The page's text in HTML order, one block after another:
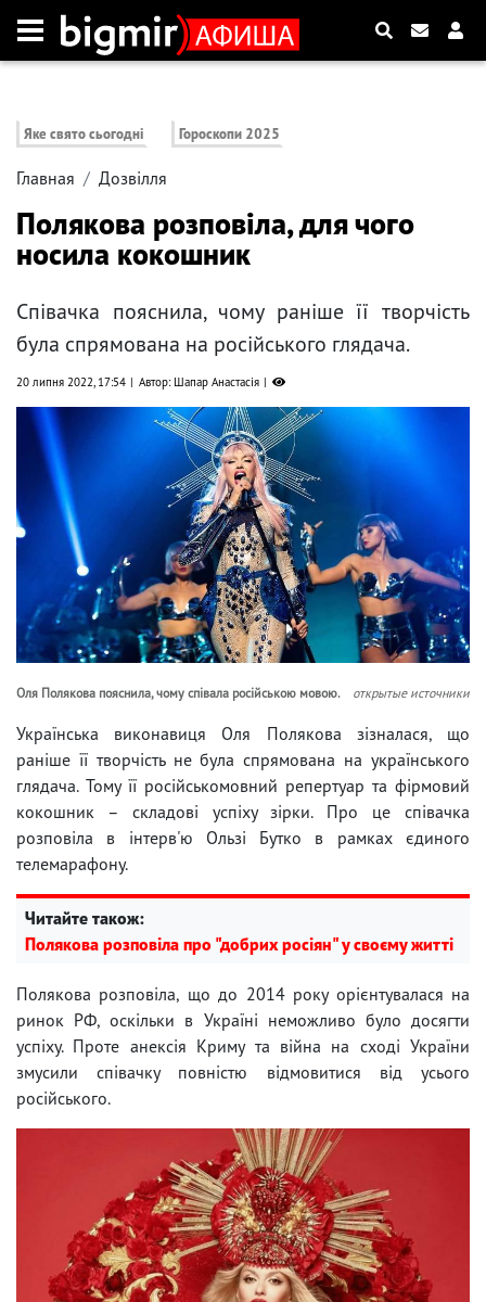
Яке свято сьогодні Гороскопи 2025
Главная Дозвілля
Полякова розповіла, для чого
носила кокошник
Співачка пояснила, чому раніше її творчість
була спрямована на російського глядача.
20 липня 2022, 17:54 Автор: Шапар Анастасія
Оля Полякова пояснила, чому співала російською мовою. открытые источники
Українська виконавиця Оля Полякова зізналася, що
раніше її творчість не була спрямована на українського
глядача. Тому її російськомовний репертуар та фірмовий
кокошник – складові успіху зірки. Про це співачка
розповіла в інтерв'ю Ользі Бутко в рамках єдиного
телемарафону.
Читайте також:
Полякова розповіла про "добрих росіян" у своєму житті
Полякова розповіла, що до 2014 року орієнтувалася на
ринок РФ, оскільки в Україні неможливо було досягти
успіху. Проте анексія Криму та війна на сході України
змусили співачку повністю відмовитися від усього
російського.